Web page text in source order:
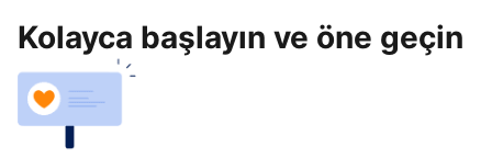
Kolayca başlayın ve öne geçin